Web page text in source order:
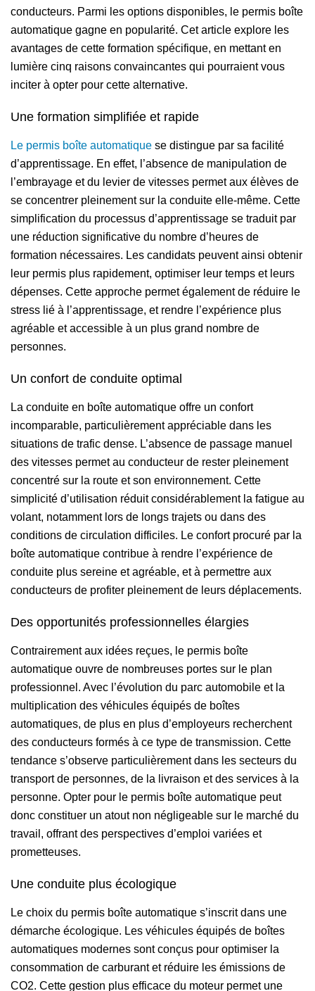
conducteurs. Parmi les options disponibles, le permis boîte
automatique gagne en popularité. Cet article explore les
avantages de cette formation spécifique, en mettant en
lumière cinq raisons convaincantes qui pourraient vous
inciter à opter pour cette alternative.
Une formation simplifiée et rapide
Le permis boîte automatique se distingue par sa facilité
d’apprentissage. En effet, l’absence de manipulation de
l’embrayage et du levier de vitesses permet aux élèves de
se concentrer pleinement sur la conduite elle-même. Cette
simplification du processus d’apprentissage se traduit par
une réduction significative du nombre d’heures de
formation nécessaires. Les candidats peuvent ainsi obtenir
leur permis plus rapidement, optimiser leur temps et leurs
dépenses. Cette approche permet également de réduire le
stress lié à l’apprentissage, et rendre l’expérience plus
agréable et accessible à un plus grand nombre de
personnes.
Un confort de conduite optimal
La conduite en boîte automatique offre un confort
incomparable, particulièrement appréciable dans les
situations de trafic dense. L’absence de passage manuel
des vitesses permet au conducteur de rester pleinement
concentré sur la route et son environnement. Cette
simplicité d’utilisation réduit considérablement la fatigue au
volant, notamment lors de longs trajets ou dans des
conditions de circulation difficiles. Le confort procuré par la
boîte automatique contribue à rendre l’expérience de
conduite plus sereine et agréable, et à permettre aux
conducteurs de profiter pleinement de leurs déplacements.
Des opportunités professionnelles élargies
Contrairement aux idées reçues, le permis boîte
automatique ouvre de nombreuses portes sur le plan
professionnel. Avec l’évolution du parc automobile et la
multiplication des véhicules équipés de boîtes
automatiques, de plus en plus d’employeurs recherchent
des conducteurs formés à ce type de transmission. Cette
tendance s’observe particulièrement dans les secteurs du
transport de personnes, de la livraison et des services à la
personne. Opter pour le permis boîte automatique peut
donc constituer un atout non négligeable sur le marché du
travail, offrant des perspectives d’emploi variées et
prometteuses.
Une conduite plus écologique
Le choix du permis boîte automatique s’inscrit dans une
démarche écologique. Les véhicules équipés de boîtes
automatiques modernes sont conçus pour optimiser la
consommation de carburant et réduire les émissions de
CO2. Cette gestion plus efficace du moteur permet une